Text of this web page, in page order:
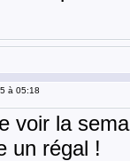
à 05:18
voir la
un régal !